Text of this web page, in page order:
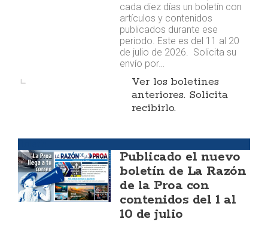
cada diez días un boletín con
artículos y contenidos
publicados durante ese
periodo. Este es del 11 al 20
de julio de 2026. Solicita su
envío por…
Ver los boletines
anteriores. Solicita
recibirlo.
Publicado el nuevo
boletín de La Razón
de la Proa con
contenidos del 1 al
10 de julio